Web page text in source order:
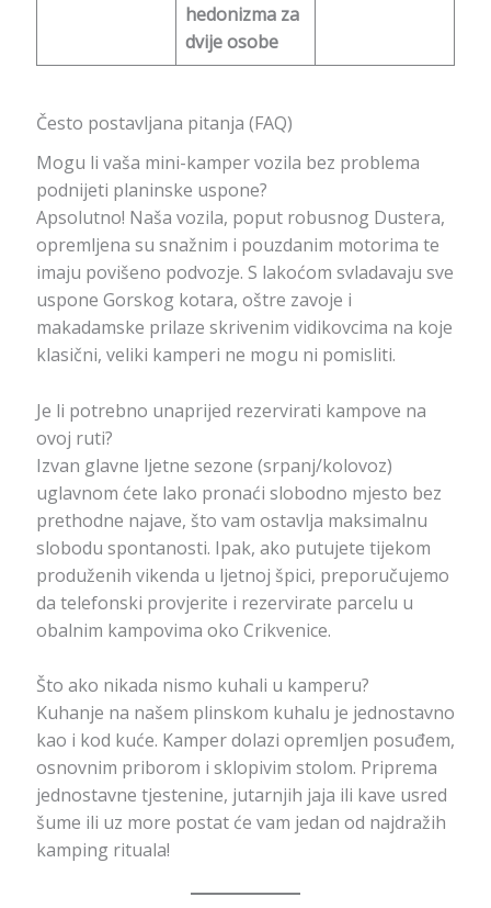
hedonizma za
dvije osobe
Često postavljana pitanja (FAQ)
Mogu li vaša mini-kamper vozila bez problema
podnijeti planinske uspone?
Apsolutno! Naša vozila, poput robusnog Dustera,
opremljena su snažnim i pouzdanim motorima te
imaju povišeno podvozje. S lakoćom svladavaju sve
uspone Gorskog kotara, oštre zavoje i
makadamske prilaze skrivenim vidikovcima na koje
klasični, veliki kamperi ne mogu ni pomisliti.
Je li potrebno unaprijed rezervirati kampove na
ovoj ruti?
Izvan glavne ljetne sezone (srpanj/kolovoz)
uglavnom ćete lako pronaći slobodno mjesto bez
prethodne najave, što vam ostavlja maksimalnu
slobodu spontanosti. Ipak, ako putujete tijekom
produženih vikenda u ljetnoj špici, preporučujemo
da telefonski provjerite i rezervirate parcelu u
obalnim kampovima oko Crikvenice.
Što ako nikada nismo kuhali u kamperu?
Kuhanje na našem plinskom kuhalu je jednostavno
kao i kod kuće. Kamper dolazi opremljen posuđem,
osnovnim priborom i sklopivim stolom. Priprema
jednostavne tjestenine, jutarnjih jaja ili kave usred
šume ili uz more postat će vam jedan od najdražih
kamping rituala!